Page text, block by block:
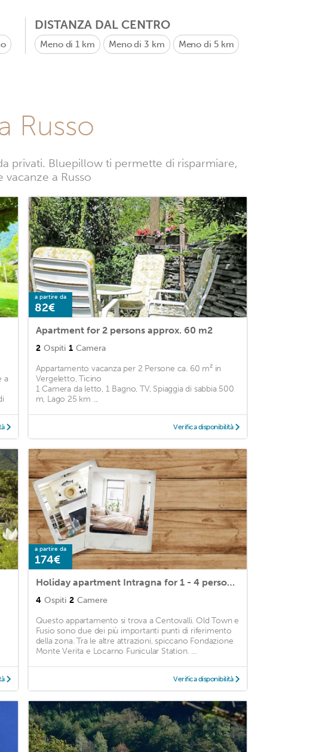
DISTANZA DAL CENTRO
Meno di 1 km Meno di 3 km Meno di 5 km
Russo
privati. Bluepillow ti permette di risparmiare,
a Russo
a
a partire da
82€
Apartment for 2 persons approx. 60 m2
2 Ospiti 1 Camera
Appartamento vacanza per 2 Persone ca. 60 m² in
Vergeletto, Ticino
1 Camera da letto, 1 Bagno, TV, Spiaggia di sabbia 500
m, Lago 25 km ...
Verifica disponibilità
a partire da
174€
Holiday apartment Intragna for 1 - 4 persons with 2 bedrooms - Holiday apartment in a villa
4 Ospiti 2 Camere
Questo appartamento si trova a Centovalli. Old Town e
Fusio sono due dei più importanti punti di riferimento
della zona. Tra le altre attrazioni, spiccano Fondazione
Monte Verita e Locarno Funicular Station. ...
Verifica disponibilità